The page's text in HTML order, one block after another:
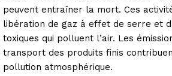
peuvent entraîner la mort. Ces
libération de gaz à effet de serre et
toxiques qui polluent l’air. Les
transport des produits finis
pollution atmosphérique.